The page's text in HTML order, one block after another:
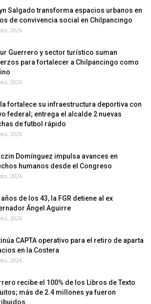
Salgado transforma espacios urbanos en
de convivencia social en Chilpancingo
2026
Guerrero y sector turístico suman
para fortalecer a Chilpancingo como
2026
fortalece su infraestructura deportiva con
federal; entrega el alcalde 2 nuevas
de futbol rápido
2026
Domínguez impulsa avances en
humanos desde el Congreso
2026
años de los 43, la FGR detiene al ex
Ángel Aguirre
2026
CAPTA operativo para el retiro de aparta
en la Costera
2026
recibe el 100% de los Libros de Texto
más de 2.4 millones ya fueron